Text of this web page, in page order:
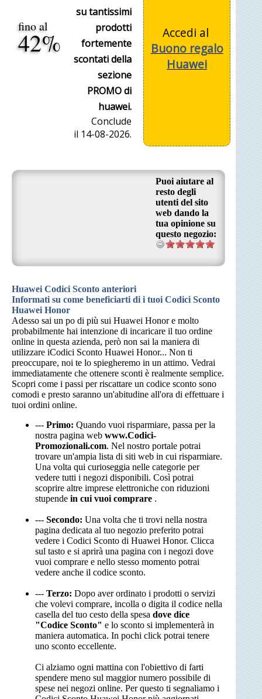
fino al
42%
su tantissimi
prodotti
fortemente
scontati della
sezione
PROMO di
huawei.
Conclude
il 14-08-2026.
Accedi al
Buono regalo
Huawei
Puoi aiutare al
resto degli
utenti del sito
web dando la
tua opinione su
questo negozio:
Huawei Codici Sconto anteriori
Informati su come beneficiarti di i tuoi Codici Sconto
Huawei Honor
Adesso sai un po di più sui Huawei Honor e molto
probabilmente hai intenzione di incaricare il tuo ordine
online in questa azienda, però non sai la maniera di
utilizzare iCodici Sconto Huawei Honor... Non ti
preoccupare, noi te lo spiegheremo in un attimo. Vedrai
immediatamente che ottenere sconti è realmente semplice.
Scopri come i passi per riscattare un codice sconto sono
comodi e presto saranno un'abitudine all'ora di effettuare i
tuoi ordini online.
--- Primo: Quando vuoi risparmiare, passa per la
nostra pagina web www.Codici-
Promozionali.com. Nel nostro portale potrai
trovare un'ampia lista di siti web in cui risparmiare.
Una volta qui curioseggia nelle categorie per
vedere tutti i negozi disponibili. Così potrai
scoprire altre imprese elettroniche con riduzioni
stupende in cui vuoi comprare .
--- Secondo: Una volta che ti trovi nella nostra
pagina dedicata al tuo negozio preferito potrai
vedere i Codici Sconto di Huawei Honor. Clicca
sul tasto e si aprirà una pagina con i negozi dove
vuoi comprare e nello stesso momento potrai
vedere anche il codice sconto.
--- Terzo: Dopo aver ordinato i prodotti o servizi
che volevi comprare, incolla o digita il codice nella
casella del tuo cesto della spesa dove dice
"Codice Sconto" e lo sconto si implementerà in
maniera automatica. In pochi click potrai tenere
uno sconto eccellente.
Ci alziamo ogni mattina con l'obiettivo di farti
spendere meno sul maggior numero possibile di
spese nei negozi online. Per questo ti segnaliamo i